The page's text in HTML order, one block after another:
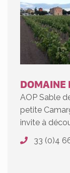
DOMAINE
AOP Sable
petite
invite à
33 (0)4